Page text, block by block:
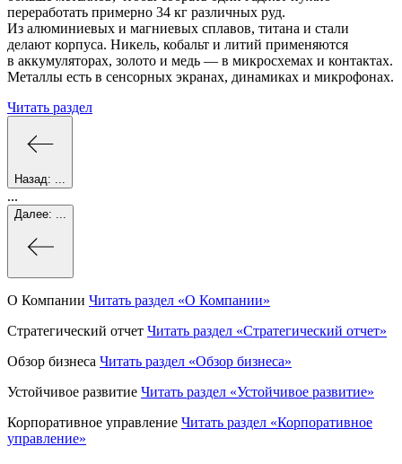
переработать примерно 34 кг различных руд.
Из алюминиевых и магниевых сплавов, титана и стали
делают корпуса. Никель, кобальт и литий применяются
в аккумуляторах, золото и медь — в микросхемах и контактах.
Металлы есть в сенсорных экранах, динамиках и микрофонах.
Читать раздел
Назад:
...
Далее:
О Компании Читать раздел «О Компании»
Стратегический отчет Читать раздел «Стратегический отчет»
Обзор бизнеса Читать раздел «Обзор бизнеса»
Устойчивое развитие Читать раздел «Устойчивое развитие»
Корпоративное управление Читать раздел «Корпоративное
управление»